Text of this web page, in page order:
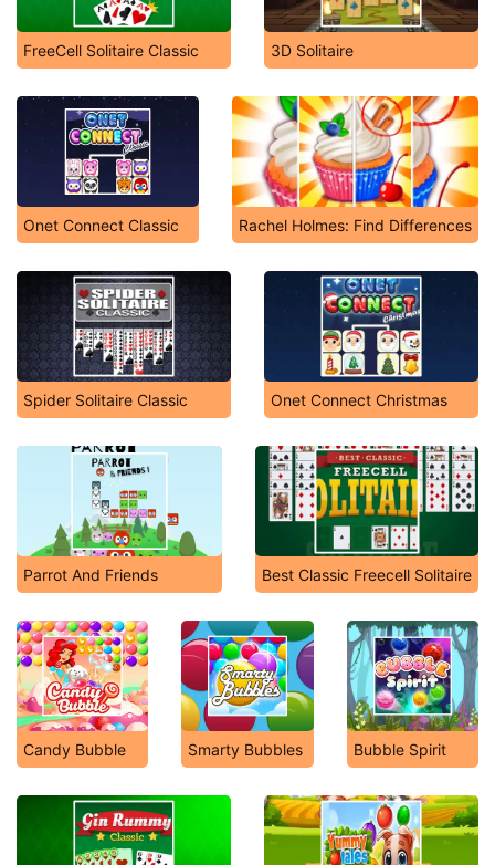
FreeCell Solitaire Classic 3D Solitaire
Onet Connect Classic Rachel Holmes: Find Differences
Spider Solitaire Classic Onet Connect Christmas
Parrot And Friends Best Classic Freecell Solitaire
Candy Bubble Smarty Bubbles Bubble Spirit